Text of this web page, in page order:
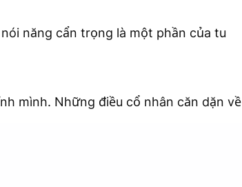
năng cẩn trọng là một phần của tu
mình. Những điều cổ nhân căn dặn về